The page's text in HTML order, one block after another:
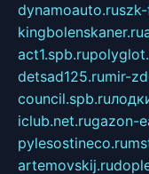
dynamoauto.ru
kingbolenskaner.ru
act1.spb.ru
detsad125.rumir-
council.spb.ru
iclub.net.rugazon-
pylesostineco.ru
artemovskij.ru